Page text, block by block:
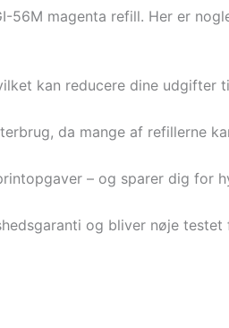
56M magenta refill. Her er
kan reducere dine udgifter
da mange af refillerne
– og sparer dig for
og bliver nøje testet